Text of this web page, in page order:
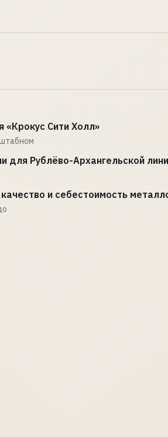
«Крокус Сити Холл»
для Рублёво-Архангельской
и себестоимость